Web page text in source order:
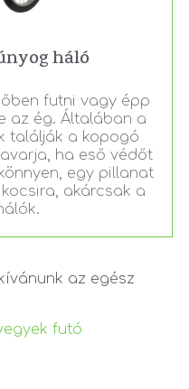
háló
futni vagy épp
az ég. Általában a
találják a kopogó
ha eső védőt
egy pillanat
akárcsak a
az egész
futó